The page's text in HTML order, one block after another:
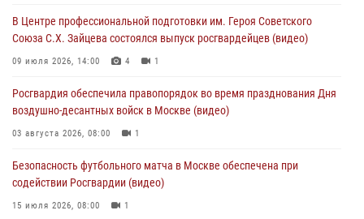
05 августа 2026, 12:35
Делегация МВД Республики Беларусь ознакомилась с передовыми
04 августа 2026, 18:16 5
В Центре профессиональной подготовки им. Героя Советского
Союза С.Х. Зайцева состоялся выпуск росгвардейцев (видео)
09 июля 2026, 14:00 4 1
Росгвардия обеспечила правопорядок во время празднования Дня
воздушно-десантных войск в Москве (видео)
03 августа 2026, 08:00 1
Безопасность футбольного матча в Москве обеспечена при
содействии Росгвардии (видео)
15 июля 2026, 08:00 1